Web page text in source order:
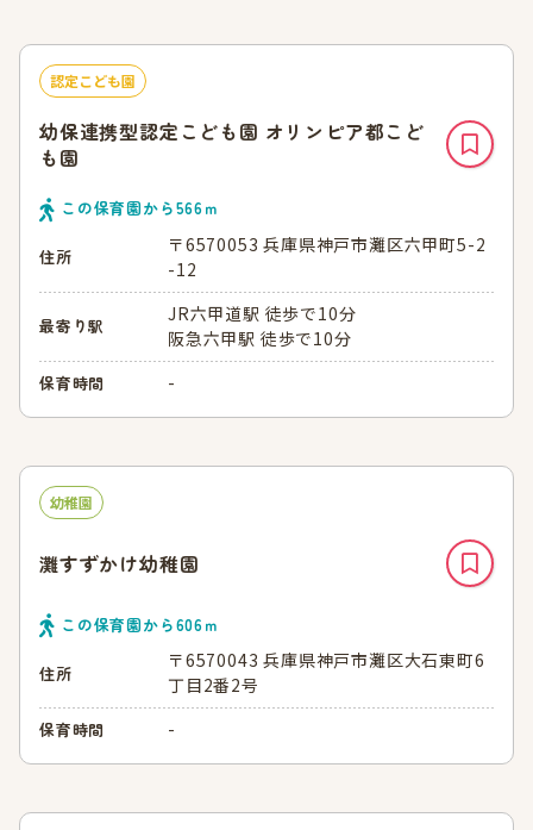
認定こども園
幼保連携型認定こども園 オリンピア都こど
も園
この保育園から566ｍ
住所
〒6570053 兵庫県神戸市灘区六甲町5-2
-12
最寄り駅
JR六甲道駅 徒歩で10分
阪急六甲駅 徒歩で10分
保育時間 -
幼稚園
灘すずかけ幼稚園
この保育園から606ｍ
住所
〒6570043 兵庫県神戸市灘区大石東町6
丁目2番2号
保育時間 -